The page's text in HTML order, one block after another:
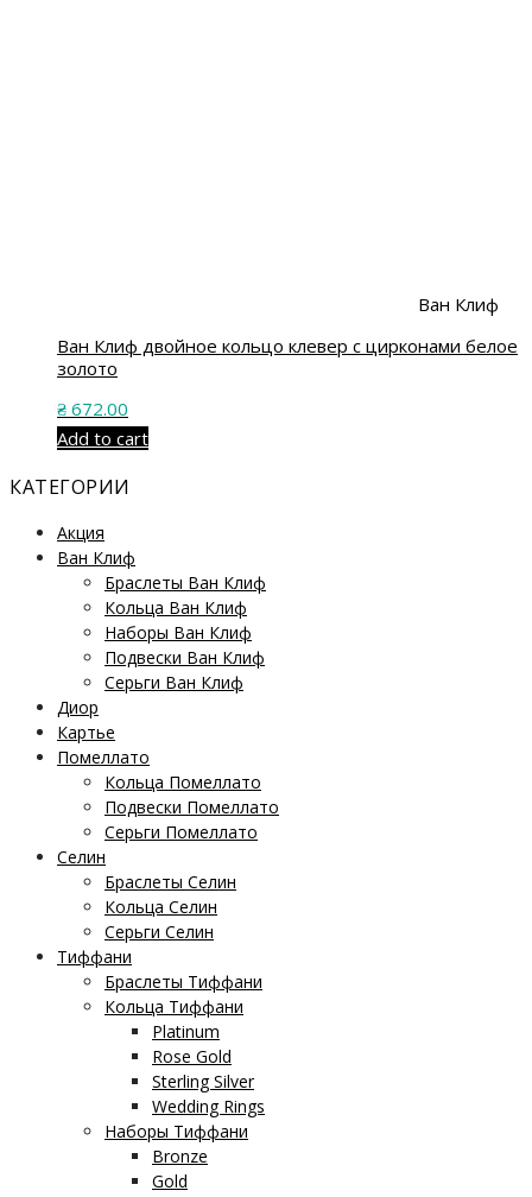
Ван Клиф
Ван Клиф двойное кольцо клевер с цирконами белое
золото
₴ 672.00
Add to cart
КАТЕГОРИИ
Акция
Ван Клиф
Браслеты Ван Клиф
Кольца Ван Клиф
Наборы Ван Клиф
Подвески Ван Клиф
Серьги Ван Клиф
Диор
Картье
Помеллато
Кольца Помеллато
Подвески Помеллато
Серьги Помеллато
Селин
Браслеты Селин
Кольца Селин
Серьги Селин
Тиффани
Браслеты Тиффани
Кольца Тиффани
Platinum
Rose Gold
Sterling Silver
Wedding Rings
Наборы Тиффани
Bronze
Gold